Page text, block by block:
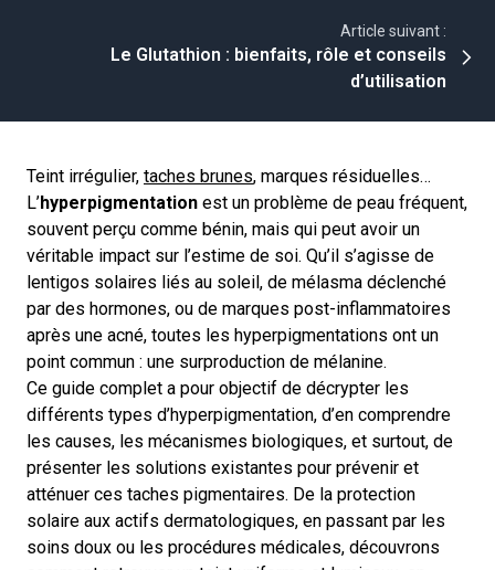
Article suivant :
Le Glutathion : bienfaits, rôle et conseils
d’utilisation
Teint irrégulier, taches brunes, marques résiduelles…
L’hyperpigmentation est un problème de peau fréquent,
souvent perçu comme bénin, mais qui peut avoir un
véritable impact sur l’estime de soi. Qu’il s’agisse de
lentigos solaires liés au soleil, de mélasma déclenché
par des hormones, ou de marques post-inflammatoires
après une acné, toutes les hyperpigmentations ont un
point commun : une surproduction de mélanine.
Ce guide complet a pour objectif de décrypter les
différents types d’hyperpigmentation, d’en comprendre
les causes, les mécanismes biologiques, et surtout, de
présenter les solutions existantes pour prévenir et
atténuer ces taches pigmentaires. De la protection
solaire aux actifs dermatologiques, en passant par les
soins doux ou les procédures médicales, découvrons